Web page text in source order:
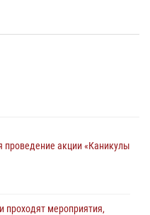
проведение акции «Каникулы
проходят мероприятия,